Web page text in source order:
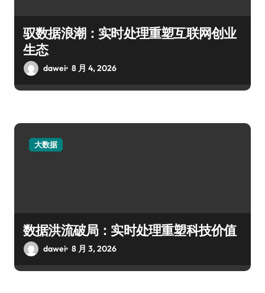
驭数据浪潮：实时处理重塑互联网创业
生态
dawei 8 月 4, 2026
大数据
数据洪流破局：实时处理重塑科技价值
dawei 8 月 3, 2026